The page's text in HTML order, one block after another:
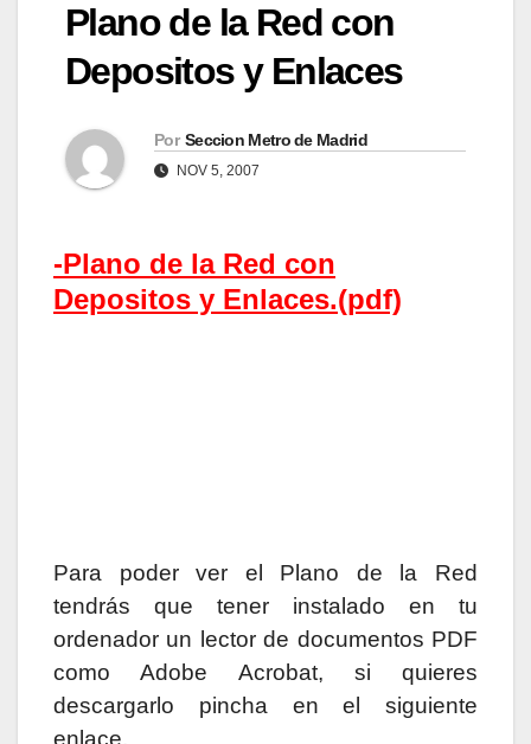
Plano de la Red con
Depositos y Enlaces
Por Seccion Metro de Madrid
NOV 5, 2007
-Plano de la Red con
Depositos y Enlaces.(pdf)
Para poder ver el Plano de la Red
tendrás que tener instalado en tu
ordenador un lector de documentos PDF
como Adobe Acrobat, si quieres
descargarlo pincha en el siguiente
enlace.